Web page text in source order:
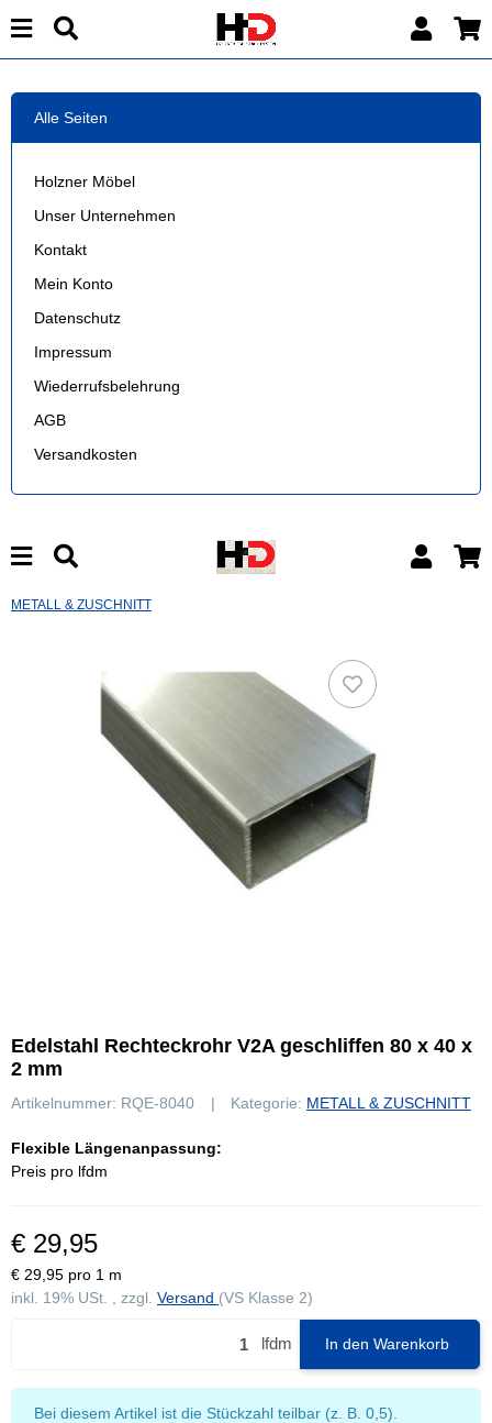
Alle Seiten
Holzner Möbel
Unser Unternehmen
Kontakt
Mein Konto
Datenschutz
Impressum
Wiederrufsbelehrung
AGB
Versandkosten
METALL & ZUSCHNITT
Edelstahl Rechteckrohr V2A geschliffen 80 x 40 x
2 mm
Artikelnummer: RQE-8040 Kategorie: METALL & ZUSCHNITT
Flexible Längenanpassung:
Preis pro lfdm
€ 29,95
€ 29,95 pro 1 m
inkl. 19% USt. , zzgl. Versand (VS Klasse 2)
lfdm In den Warenkorb
x
Bei diesem Artikel ist die Stückzahl teilbar (z. B. 0,5).